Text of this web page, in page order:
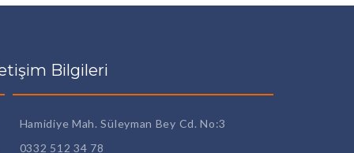
Bilgileri
Hamidiye Mah. Süleyman Bey Cd. No:3
0332 512 34 78